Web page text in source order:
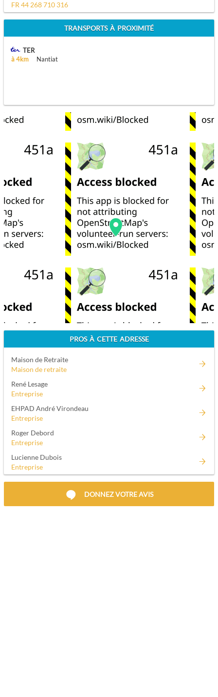
FR 44 268 710 316
TRANSPORTS À PROXIMITÉ
TER
à 4km
Nantiat
PROS À CETTE ADRESSE
Maison de Retraite
Maison de retraite
René Lesage
Entreprise
EHPAD André Virondeau
Entreprise
Roger Debord
Entreprise
Lucienne Dubois
Entreprise
DONNEZ VOTRE AVIS